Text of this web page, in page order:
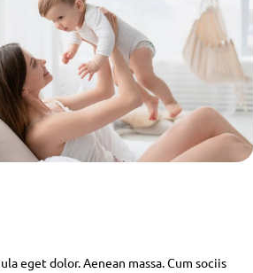
eget dolor. Aenean massa. Cum sociis